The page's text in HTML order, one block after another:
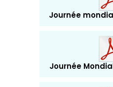
Journée
Journée